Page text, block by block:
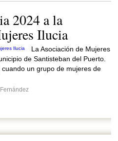
2024 a la
Ilucia
La Asociación de Mujeres
de Santisteban del Puerto.
un grupo de mujeres de